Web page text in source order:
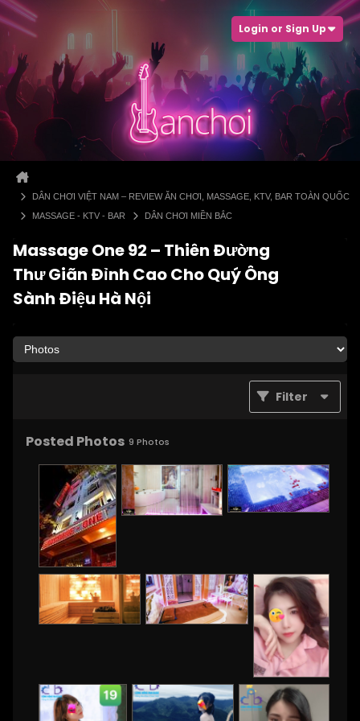
Login or Sign Up
DÂN CHƠI VIỆT NAM – REVIEW ĂN CHƠI, MASSAGE, KTV, BAR TOÀN QUỐC
MASSAGE - KTV - BAR
DÂN CHƠI MIỀN BẮC
Massage One 92 – Thiên Đường
Thư Giãn Đỉnh Cao Cho Quý Ông
Sành Điệu Hà Nội
Filter
Posted Photos 9 Photos